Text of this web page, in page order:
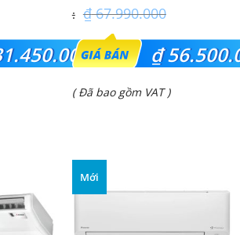
₫67.990.000
Giá
gốc
là:
₫
Giá
₫ 56.500.000.
( Đã bao gồm VAT )
Mới